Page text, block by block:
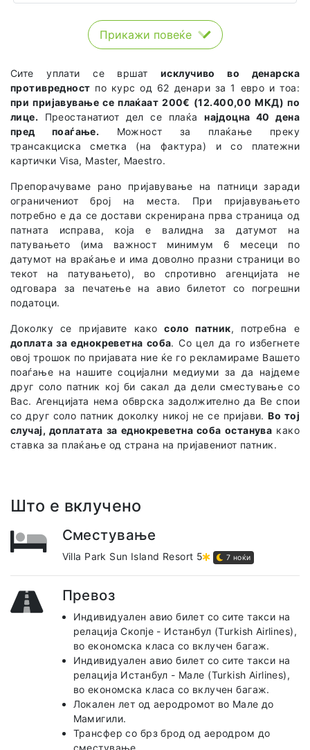
Прикажи повеќе
Сите уплати се вршатисклучиво во денарска
противредност по курс од 62 денари за 1 евро и тоа:
при пријавување се плаќаат 200€ (12.400,00 МКД) по
лице. Преостанатиот дел се плаќанајдоцна 40 дена
пред поаѓање. Можност за плаќање преку
трансакциска сметка (на фактура) и со платежни
картички Visa, Master, Maestro.
Препорачуваме рано пријавување на патници заради
ограничениот број на места. При пријавувањето
потребно е да се достави скренирана прва страница од
патната исправа, која е валидна за датумот на
патувањето (има важност минимум 6 месеци по
датумот на враќање и има доволно празни страници во
текот на патувањето), во спротивно агенцијата не
одговара за печатење на авио билетот со погрешни
податоци.
Доколку се пријавите какосоло патник, потребна е
доплата за еднокреветна соба. Со цел да го избегнете
овој трошок по пријавата ние ќе го рекламираме Вашето
поаѓање на нашите социјални медиуми за да најдеме
друг соло патник кој би сакал да дели сместување со
Вас. Агенцијата нема обврска задолжително да Ве спои
со друг соло патник доколку никој не се пријави.Во тој
случај, доплатата за еднокреветна соба останува како
ставка за плаќање од страна на пријавениот патник.
Што е вклучено
Сместување
Villa Park Sun Island Resort 5 7 ноќи
Превоз
Индивидуален авио билет со сите такси на
релација Скопје - Истанбул (Turkish Airlines),
во економска класа со вклучен багаж.
Индивидуален авио билет со сите такси на
релација Истанбул - Мале (Turkish Airlines),
во економска класа со вклучен багаж.
Локален лет од аеродромот во Мале до
Мамигили.
Трансфер со брз брод од аеродром до